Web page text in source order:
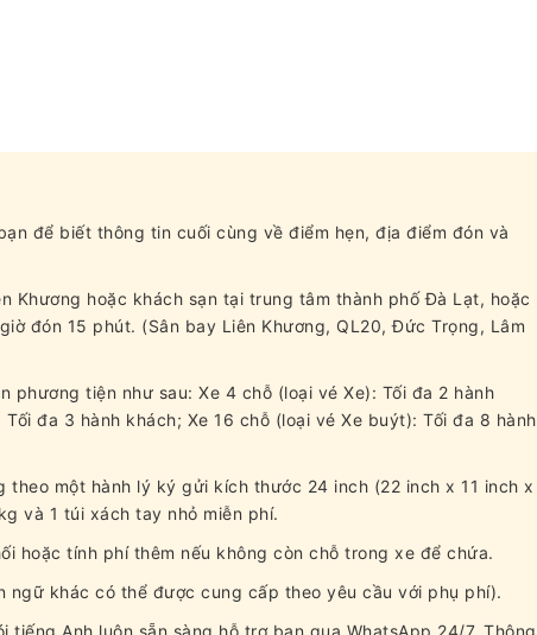
để biết thông tin cuối cùng về điểm hẹn, địa điểm đón và
Khương hoặc khách sạn tại trung tâm thành phố Đà Lạt, hoặc
đón 15 phút. (Sân bay Liên Khương, QL20, Đức Trọng, Lâm
phương tiện như sau: Xe 4 chỗ (loại vé Xe): Tối đa 2 hành
đa 3 hành khách; Xe 16 chỗ (loại vé Xe buýt): Tối đa 8 hành
theo một hành lý ký gửi kích thước 24 inch (22 inch x 11 inch x
và 1 túi xách tay nhỏ miễn phí.
hoặc tính phí thêm nếu không còn chỗ trong xe để chứa.
ngữ khác có thể được cung cấp theo yêu cầu với phụ phí).
tiếng Anh luôn sẵn sàng hỗ trợ bạn qua WhatsApp 24/7. Thông